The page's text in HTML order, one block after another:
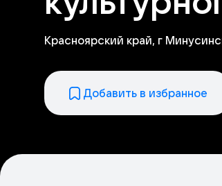
Красноярский край, г
Добавить в избранное